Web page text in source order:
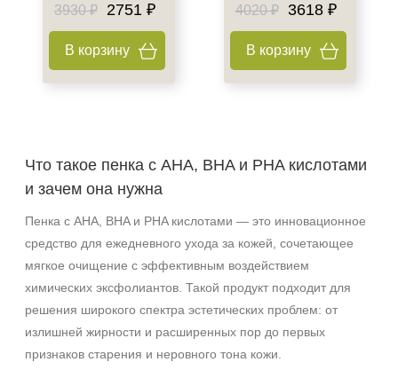
3930 ₽
2751 ₽
В корзину
4020 ₽
3618 ₽
В корзину
Что такое пенка с AHA, BHA и PHA кислотами
и зачем она нужна
Пенка с AHA, BHA и PHA кислотами — это инновационное
средство для ежедневного ухода за кожей, сочетающее
мягкое очищение с эффективным воздействием
химических эксфолиантов. Такой продукт подходит для
решения широкого спектра эстетических проблем: от
излишней жирности и расширенных пор до первых
признаков старения и неровного тона кожи.